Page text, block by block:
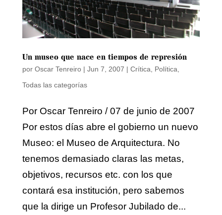
Un museo que nace en tiempos de represión
por Oscar Tenreiro| Jun 7, 2007 | Crítica, Política,
Todas las categorías
Por Oscar Tenreiro / 07 de junio de 2007
Por estos días abre el gobierno un nuevo
Museo: el Museo de Arquitectura. No
tenemos demasiado claras las metas,
objetivos, recursos etc. con los que
contará esa institución, pero sabemos
que la dirige un Profesor Jubilado de...